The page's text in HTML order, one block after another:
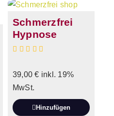
Schmerzfrei
Hypnose
39,00€ inkl. 19%
MwSt.
Hinzufügen